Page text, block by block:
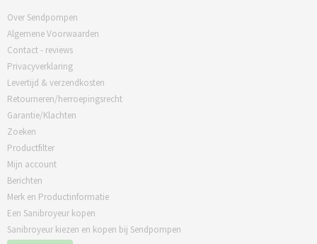
Over Sendpompen
Algemene Voorwaarden
Contact - reviews
Privacyverklaring
Levertijd & verzendkosten
Retourneren/herroepingsrecht
Garantie/Klachten
Zoeken
Productfilter
Mijn account
Berichten
Merk en Productinformatie
Een Sanibroyeur kopen
Sanibroyeur kiezen en kopen bij Sendpompen